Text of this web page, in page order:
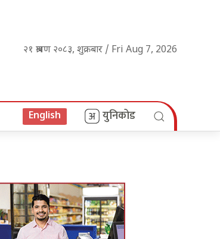
२१ श्रावण २०८३, शुक्रबार / Fri Aug 7, 2026
English युनिकोड